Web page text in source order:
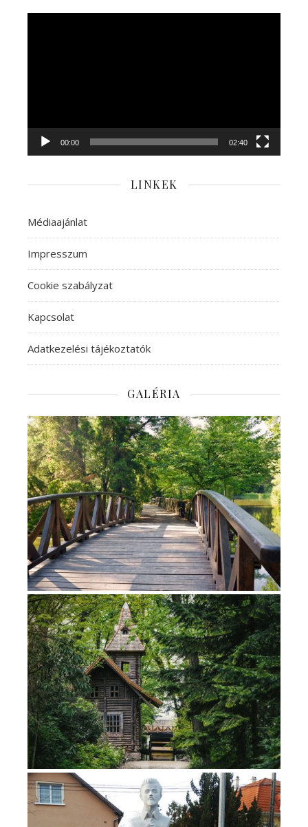
00:00 02:40
LINKEK
Médiaajánlat
Impresszum
Cookie szabályzat
Kapcsolat
Adatkezelési tájékoztatók
GALÉRIA